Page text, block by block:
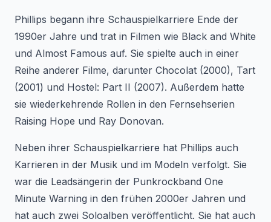
Phillips begann ihre Schauspielkarriere Ende der
1990er Jahre und trat in Filmen wie Black and White
und Almost Famous auf. Sie spielte auch in einer
Reihe anderer Filme, darunter Chocolat (2000), Tart
(2001) und Hostel: Part II (2007). Außerdem hatte
sie wiederkehrende Rollen in den Fernsehserien
Raising Hope und Ray Donovan.
Neben ihrer Schauspielkarriere hat Phillips auch
Karrieren in der Musik und im Modeln verfolgt. Sie
war die Leadsängerin der Punkrockband One
Minute Warning in den frühen 2000er Jahren und
hat auch zwei Soloalben veröffentlicht. Sie hat auch